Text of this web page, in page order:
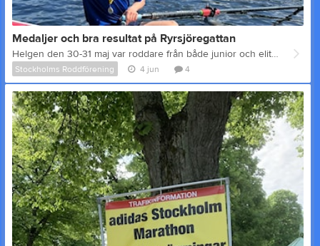
Medaljer och bra resultat på Ryrsjöregattan
Helgen den 30-31 maj var roddare från både junior och elit på Ryrsjöregattan. Vi hade två fantastiska dagar och det blev en hel del medaljer, både till unga och äldre, nya och mer erfarna roddare. Här är ett urval av resultatet: Lördag 🥇 1st – 2- Women Senior/Junior A (2000m) * Viktoria Ekstrand & Jacqueline Stjernfeldt * 8:16.95 🥇 1st – 2- Men Senior (2000m) (with Mölndals RK) * Mattias Berglund & William Källström Okdahl * 7:01.47 🥇 1st – 2x Men Junior B (1000m) * Johnjohn Nevado & Maximilian Maourin * 3:57.49 🥈 2nd – 2x Men Senior (2000m) (with Mölndals RK) * Mattias Berglund & William Källström Okdahl * 6:35.35 🥈 2nd – 1x Men Junior B (1000m) * Maximilian Maourin * 4:02.96 🥉 3rd – 1x Women Senior (2000m) * Christina Ax:son Johnson * 8:43.52 🥉 3rd – 2x Women Senior (2000m) * Ylva Klingefjord & Christina Ax:son Johnson * 8:31.10 Söndag 🥇 1st – 2- Women Senior/Junior A (2000m) * Viktoria Ekstrand & Jacqueline Stjernfeldt * 8:01.93 🥇 1st – 4- Men Senior (2000m) (with Akademiska RF & Mölndals RK) * Mattias Berglund, William Källström Okdahl, Jonas Richter, Hugo Nerud * 6:11.05 🥇 1st – 4x Women Senior (2000m) * Viktoria Ekstrand, Jacqueline Stjernfeldt, Ylva Klingefjord, Christina Ax:son Johnson * 7:32.09 🥈 2nd – 1x Men Junior B (1000m) * Maximilian Maourin * 4:01.51 🥈 2nd – 4x Men Junior B (1000m) * Hugo Jalmsell, Alexander Engelmann, Johnjohn Nevado, Maximilian Maourin * 3:32.30 🥈 2nd – 2x Men Junior B (1000m) * Johnjohn Nevado & Maximilian Maourin * 3:55.62 🥉 3rd – 2x Women Senior (2000m) * Ylva Klingefjord & Christina Ax:son Johnson * 8:11.36 Du hittar hela resultatlistan här
Stockholms Roddförening 4 jun 4